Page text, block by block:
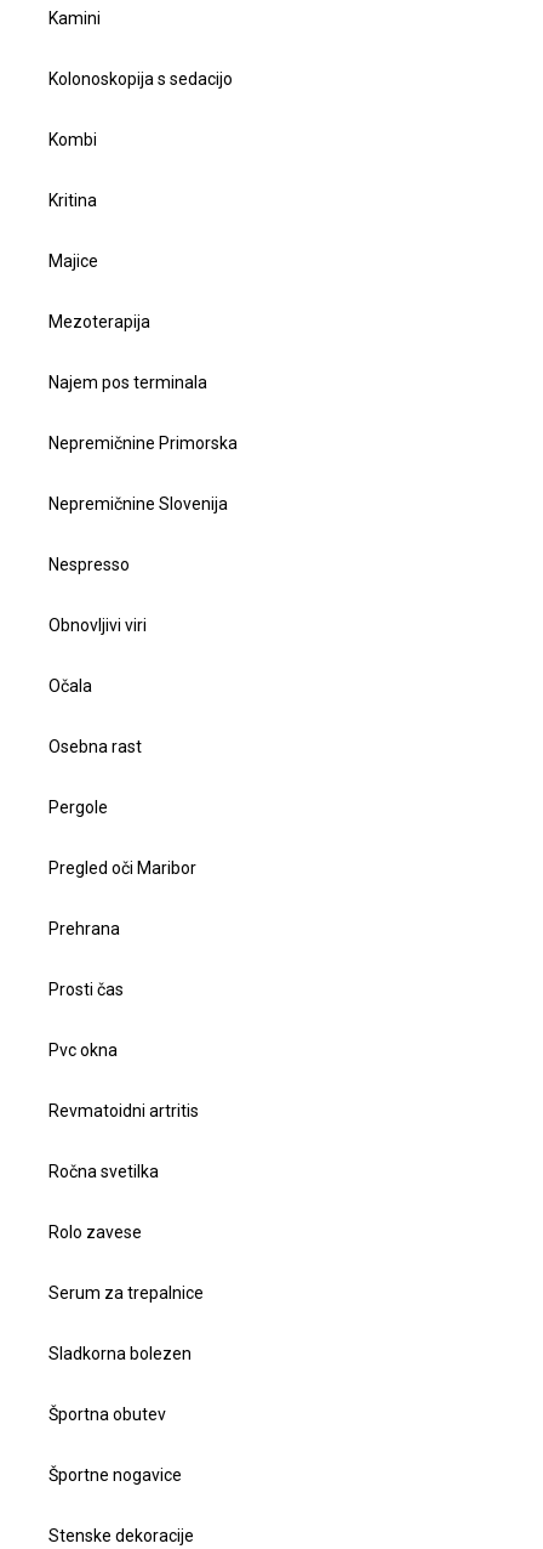
Kamini
Kolonoskopija s sedacijo
Kombi
Kritina
Majice
Mezoterapija
Najem pos terminala
Nepremičnine Primorska
Nepremičnine Slovenija
Nespresso
Obnovljivi viri
Očala
Osebna rast
Pergole
Pregled oči Maribor
Prehrana
Prosti čas
Pvc okna
Revmatoidni artritis
Ročna svetilka
Rolo zavese
Serum za trepalnice
Sladkorna bolezen
Športna obutev
Športne nogavice
Stenske dekoracije